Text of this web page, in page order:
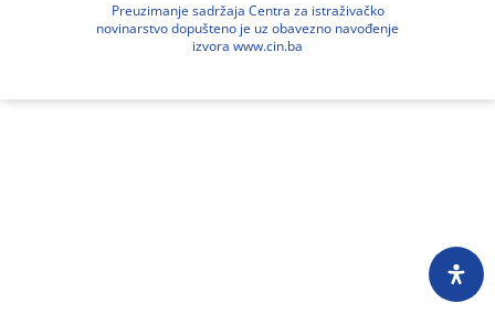
Preuzimanje sadržaja Centra za istraživačko
novinarstvo dopušteno je uz obavezno navođenje
izvora www.cin.ba